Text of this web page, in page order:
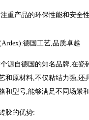
重产品的环保性能和安全
德国工艺,品质卓越
源自德国的知名品牌,在瓷
和原材料,不仅粘结力强,
和型号,能够满足不同场景
胶的优势: